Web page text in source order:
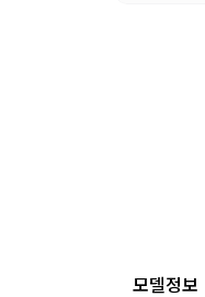
상세 정보
모델정보